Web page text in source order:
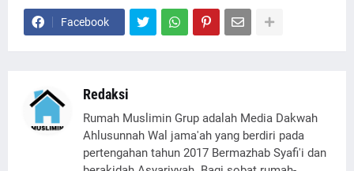
Facebook
Redaksi
Rumah Muslimin Grup adalah Media Dakwah
Ahlusunnah Wal jama'ah yang berdiri pada
pertengahan tahun 2017 Bermazhab Syafi'i dan